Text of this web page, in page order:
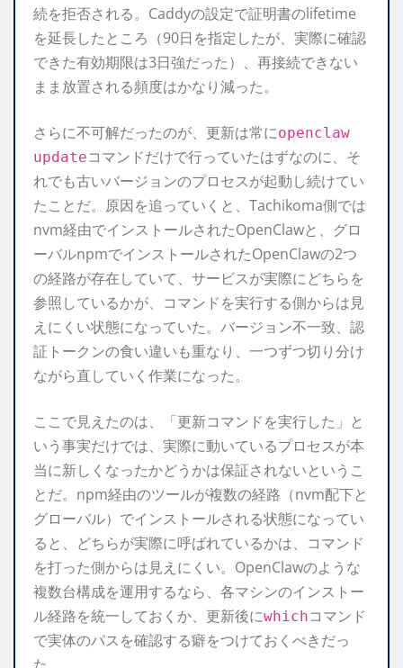
続を拒否される。Caddyの設定で証明書のlifetime
を延長したところ（90日を指定したが、実際に確認
できた有効期限は3日強だった）、再接続できない
まま放置される頻度はかなり減った。
さらに不可解だったのが、更新は常にopenclaw
updateコマンドだけで行っていたはずなのに、そ
れでも古いバージョンのプロセスが起動し続けてい
たことだ。原因を追っていくと、Tachikoma側では
nvm経由でインストールされたOpenClawと、グロ
ーバルnpmでインストールされたOpenClawの2つ
の経路が存在していて、サービスが実際にどちらを
参照しているかが、コマンドを実行する側からは見
えにくい状態になっていた。バージョン不一致、認
証トークンの食い違いも重なり、一つずつ切り分け
ながら直していく作業になった。
ここで見えたのは、「更新コマンドを実行した」と
いう事実だけでは、実際に動いているプロセスが本
当に新しくなったかどうかは保証されないというこ
とだ。npm経由のツールが複数の経路（nvm配下と
グローバル）でインストールされる状態になってい
ると、どちらが実際に呼ばれているかは、コマンド
を打った側からは見えにくい。OpenClawのような
複数台構成を運用するなら、各マシンのインストー
ル経路を統一しておくか、更新後にwhichコマンド
で実体のパスを確認する癖をつけておくべきだっ